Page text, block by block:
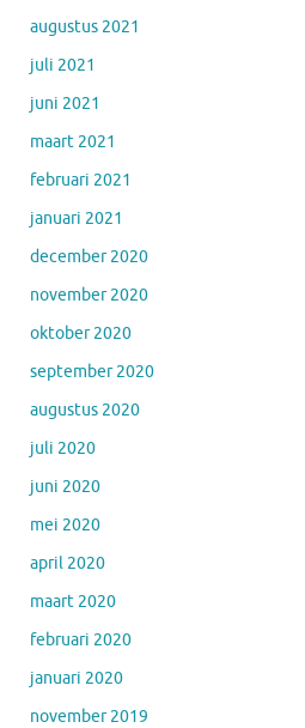
augustus 2021
juli 2021
juni 2021
maart 2021
februari 2021
januari 2021
december 2020
november 2020
oktober 2020
september 2020
augustus 2020
juli 2020
juni 2020
mei 2020
april 2020
maart 2020
februari 2020
januari 2020
november 2019